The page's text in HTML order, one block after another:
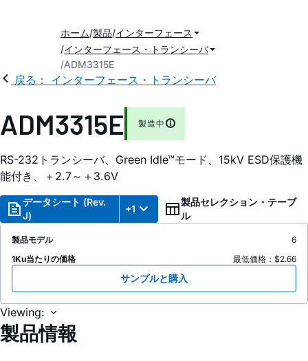
ホーム 製品 インターフェース
インターフェース・トランシーバ
ADM3315E
戻る： インターフェース・トランシーバ
ADM3315E 製造中
RS-232トランシーバ、Green Idle™モード、15kV ESD保護機
能付き、＋2.7～＋3.6V
データシート (Rev.
J)
+1
製品セレクション・テーブ
ル
製品モデル
6
1Ku当たりの価格
最低価格：$2.66
サンプルと購入
Viewing:
製品情報